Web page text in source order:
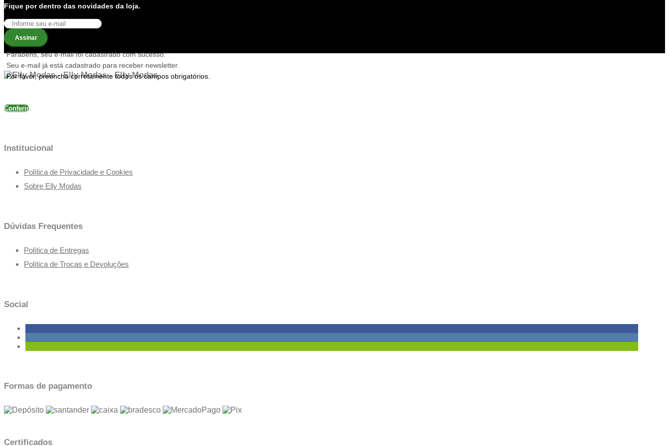
Fique por dentro das novidades da loja.
Assinar
Parabéns, seu e-mail foi cadastrado com sucesso.
Seu e-mail já está cadastrado para receber newsletter.
Por favor, preencha corretamente todos os campos obrigatórios.
Conferir
Institucional
Política de Privacidade e Cookies
Sobre Elly Modas
Dúvidas Frequentes
Política de Entregas
Política de Trocas e Devoluções
Social
Formas de pagamento
Certificados